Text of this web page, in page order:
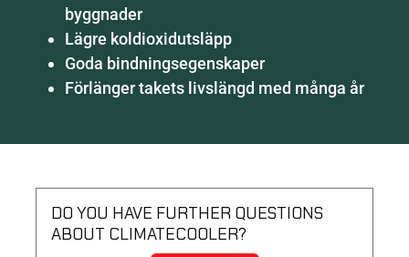
byggnader
Lägre koldioxidutsläpp
Goda bindningsegenskaper
Förlänger takets livslängd med många år
DO YOU HAVE FURTHER QUESTIONS
ABOUT CLIMATECOOLER?